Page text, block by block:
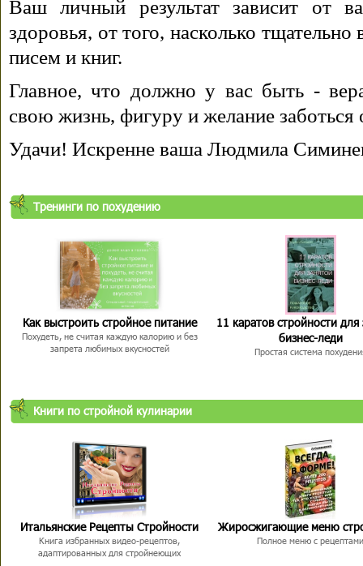
Ваш личный результат зависит от
здоровья, от того, насколько
писем и книг.
Главное, что должно у вас быть -
свою жизнь, фигуру и желание заботься
Удачи! Искренне ваша Людмила
Тренинги по похудению
Как выстроить стройное питание
Похудеть, не считая каждую калорию и без
запрета любимых вкусностей
11 каратов стройности для
бизнес-леди
Простая система
Книги по стройной кулинарии
Итальянские Рецепты Стройности
Книга избранных видео-рецептов,
адаптированных для стройнеющих
Жиросжигающие меню
Полное меню с рецептами